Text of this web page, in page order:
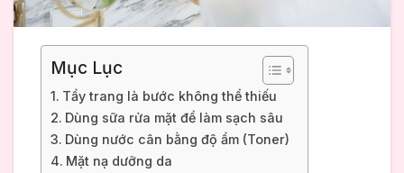
Mục Lục
Tẩy trang là bước không thể thiếu
Dùng sữa rửa mặt để làm sạch sâu
Dùng nước cân bằng độ ẩm (Toner)
Mặt nạ dưỡng da